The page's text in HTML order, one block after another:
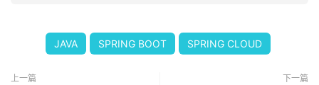
JAVA SPRING BOOT SPRING CLOUD
上一篇 下一篇